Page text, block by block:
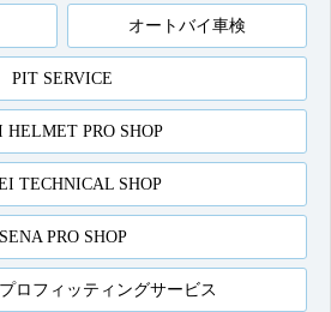
オートバイ車検
PIT SERVICE
HELMET PRO SHOP
TECHNICAL SHOP
SENA PRO SHOP
ロフィッティングサービス